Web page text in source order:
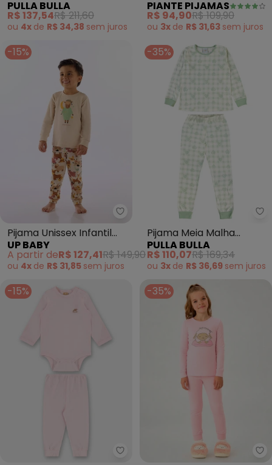
(Bege)
PULLA BULLA
R$ 137,54R$ 211,60
ou 4x de R$ 34,38 sem juros
Antonia Listrado (Rosa)
PIANTE PIJAMAS
R$ 94,90R$ 109,90
ou 3x de R$ 31,63 sem juros
-15%
Up Baby - Pijama Unissex
Pijama Unissex Infantil
Suedine Bege
UP BABY
A partir deR$ 127,41R$ 149,90
ou 4x de R$ 31,85 sem juros
-35%
Pijama Meia Malha
(Verde)
PULLA BULLA
R$ 110,07R$ 169,34
ou 3x de R$ 36,69 sem juros
-15%
Up Baby - Pijama Bebê Unissex
-35%